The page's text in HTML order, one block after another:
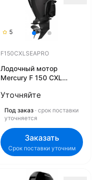
5
F150CXLSEAPRO
Лодочный мотор
Mercury F 150 CXL
Уточняйте
Под заказ · срок поставки
уточняется
Заказать
Срок поставки уточним